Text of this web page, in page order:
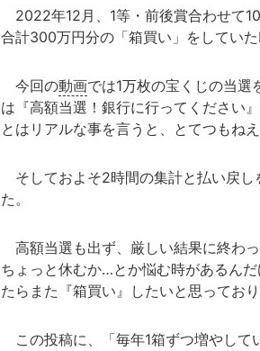
2022年12月、1等・前後賞合わせて
合計300万円分の「箱買い」をしていた
今回の動画では1万枚の宝くじの当
は『高額当選！銀行に行ってください
とはリアルな事を言うと、とてつもね
そしておよそ2時間の集計と払い戻し
た。
高額当選も出ず、厳しい結果に終わ
ちょっと休むか…とか悩む時があるん
たらまた『箱買い』したいと思ってお
この投稿に、「毎年1箱ずつ増やして